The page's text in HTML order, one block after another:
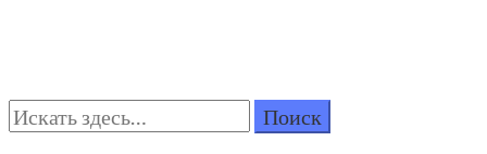
Turkestan Travel
Discover Central Asia
Поиск: